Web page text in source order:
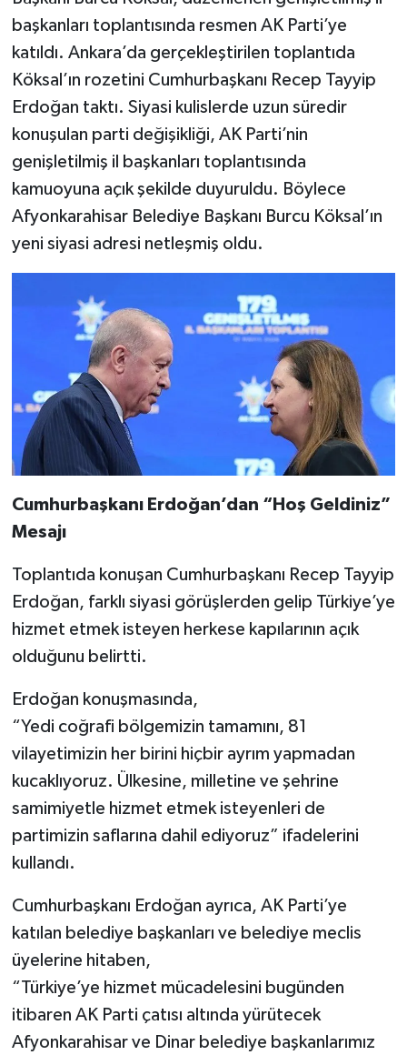
başkanları toplantısında resmen AK Parti’ye
katıldı. Ankara’da gerçekleştirilen toplantıda
Köksal’ın rozetini Cumhurbaşkanı Recep Tayyip
Erdoğan taktı. Siyasi kulislerde uzun süredir
konuşulan parti değişikliği, AK Parti’nin
genişletilmiş il başkanları toplantısında
kamuoyuna açık şekilde duyuruldu. Böylece
Afyonkarahisar Belediye Başkanı Burcu Köksal’ın
yeni siyasi adresi netleşmiş oldu.
Cumhurbaşkanı Erdoğan’dan “Hoş Geldiniz”
Mesajı
Toplantıda konuşan Cumhurbaşkanı Recep Tayyip
Erdoğan, farklı siyasi görüşlerden gelip Türkiye’ye
hizmet etmek isteyen herkese kapılarının açık
olduğunu belirtti.
Erdoğan konuşmasında,
“Yedi coğrafi bölgemizin tamamını, 81
vilayetimizin her birini hiçbir ayrım yapmadan
kucaklıyoruz. Ülkesine, milletine ve şehrine
samimiyetle hizmet etmek isteyenleri de
partimizin saflarına dahil ediyoruz” ifadelerini
kullandı.
Cumhurbaşkanı Erdoğan ayrıca, AK Parti’ye
katılan belediye başkanları ve belediye meclis
üyelerine hitaben,
“Türkiye’ye hizmet mücadelesini bugünden
itibaren AK Parti çatısı altında yürütecek
Afyonkarahisar ve Dinar belediye başkanlarımız